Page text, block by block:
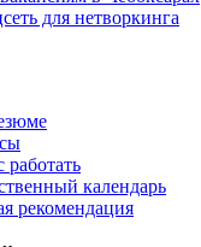
для нетворкинга
работать
календарь
рекомендация